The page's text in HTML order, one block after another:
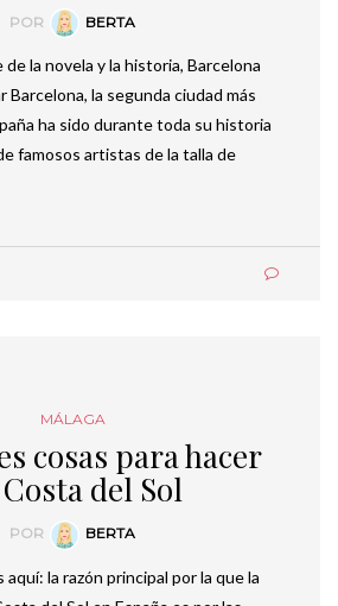
POR BERTA
de la novela y la historia, Barcelona
Barcelona, la segunda ciudad más
ha sido durante toda su historia
famosos artistas de la talla de
MÁLAGA
cosas para hacer
del Sol
POR BERTA
la razón principal por la que la